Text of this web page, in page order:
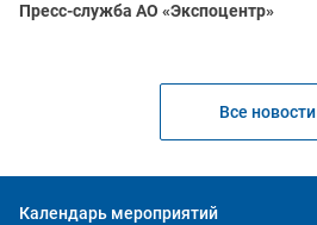
Пресс-служба АО «Экспоцентр»
Все новости
Календарь мероприятий